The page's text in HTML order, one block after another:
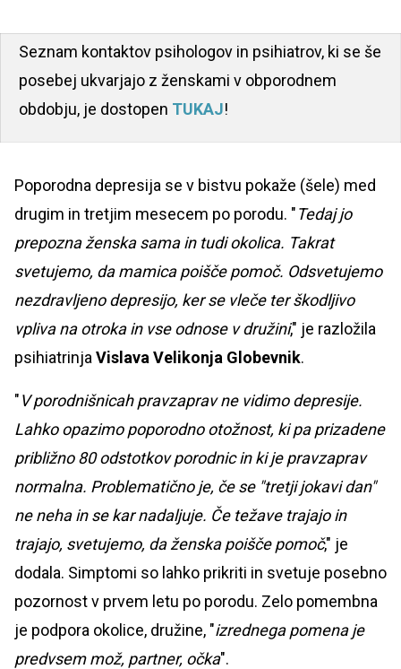
Seznam kontaktov psihologov in psihiatrov, ki se še
posebej ukvarjajo z ženskami v obporodnem
obdobju, je dostopen TUKAJ!
Poporodna depresija se v bistvu pokaže (šele) med
drugim in tretjim mesecem po porodu. "Tedaj jo
prepozna ženska sama in tudi okolica. Takrat
svetujemo, da mamica poišče pomoč. Odsvetujemo
nezdravljeno depresijo, ker se vleče ter škodljivo
vpliva na otroka in vse odnose v družini," je razložila
psihiatrinja Vislava Velikonja Globevnik.
"V porodnišnicah pravzaprav ne vidimo depresije.
Lahko opazimo poporodno otožnost, ki pa prizadene
približno 80 odstotkov porodnic in ki je pravzaprav
normalna. Problematično je, če se "tretji jokavi dan"
ne neha in se kar nadaljuje. Če težave trajajo in
trajajo, svetujemo, da ženska poišče pomoč," je
dodala. Simptomi so lahko prikriti in svetuje posebno
pozornost v prvem letu po porodu. Zelo pomembna
je podpora okolice, družine, "izrednega pomena je
predvsem mož, partner, očka".